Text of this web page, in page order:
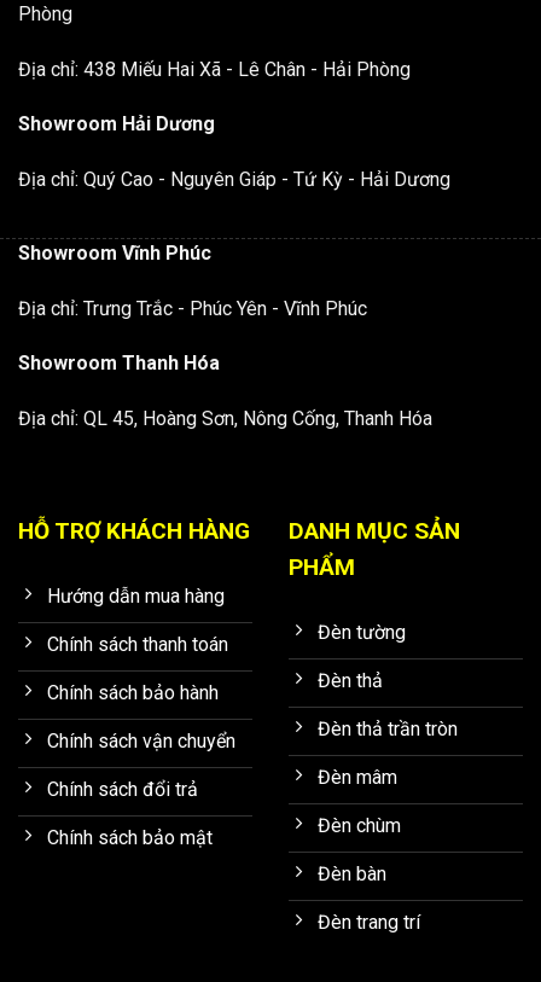
Phòng
Địa chỉ: 438 Miếu Hai Xã - Lê Chân - Hải Phòng
Showroom Hải Dương
Địa chỉ: Quý Cao - Nguyên Giáp - Tứ Kỳ - Hải Dương
Showroom Vĩnh Phúc
Địa chỉ: Trưng Trắc - Phúc Yên - Vĩnh Phúc
Showroom Thanh Hóa
Địa chỉ: QL 45, Hoàng Sơn, Nông Cống, Thanh Hóa
HỖ TRỢ KHÁCH HÀNG
Hướng dẫn mua hàng
Chính sách thanh toán
Chính sách bảo hành
Chính sách vận chuyển
Chính sách đổi trả
Chính sách bảo mật
DANH MỤC SẢN
PHẨM
Đèn tường
Đèn thả
Đèn thả trần tròn
Đèn mâm
Đèn chùm
Đèn bàn
Đèn trang trí